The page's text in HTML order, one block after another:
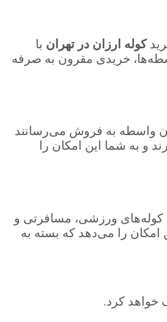
کوله ارزان در تهران با
خریدی مقرون به صرفه
واسطه به فروش می‌رسانند
و به شما این امکان را
کوله‌های ورزشی، مسافرتی و
را می‌دهد که بسته به
خواهد کرد.